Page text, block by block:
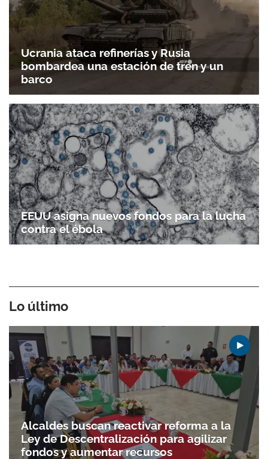
Ucrania ataca refinerías y Rusia
bombardea una estación de tren y un
barco
EEUU asigna nuevos fondos para la lucha
contra el ébola
Lo último
Alcaldes buscan reactivar reforma a la
Ley de Descentralización para agilizar
fondos y aumentar recursos